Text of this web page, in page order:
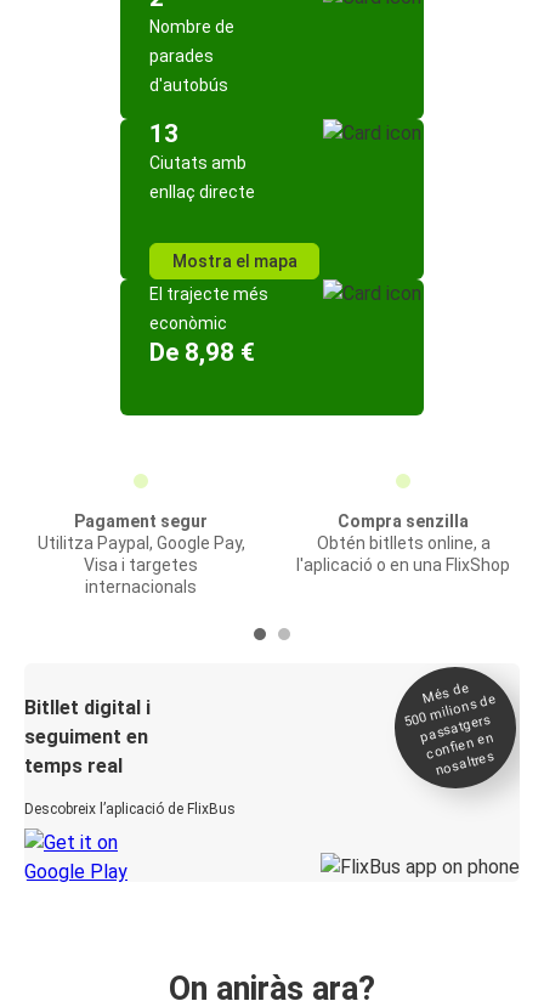
Nombre de
parades
d'autobús
13
Ciutats amb
enllaç directe
Mostra el mapa
El trajecte més
econòmic
De 8,98 €
Pagament segur
Utilitza Paypal, Google Pay,
Visa i targetes
internacionals
Compra senzilla
Obtén bitllets online, a
l'aplicació o en una FlixShop
Bitllet digital i
seguiment en
temps real
Descobreix l’aplicació de FlixBus
Més de
500
milions de
passatgers
confien en
nosaltres
On aniràs ara?